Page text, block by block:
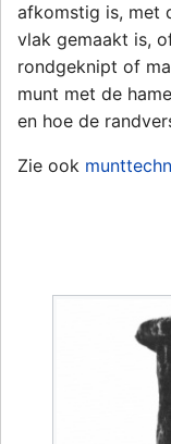
afkomstig is, met
vlak gemaakt is,
rondgeknipt of
munt met de
en hoe de
Zie ook